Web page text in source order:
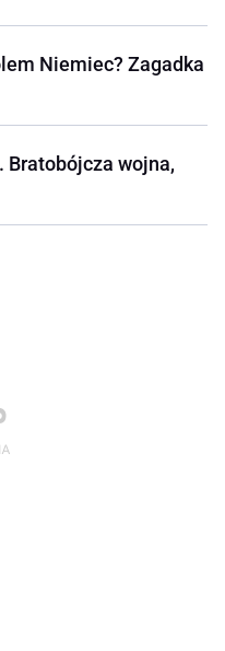
Niemiec? Zagadka
Bratobójcza wojna,